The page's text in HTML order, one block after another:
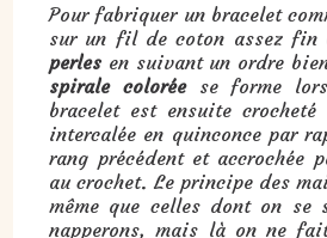
Pour fabriquer un bracelet
sur un fil de coton assez fin
perles en suivant un ordre
spirale coloréese forme
bracelet est ensuite
intercalée en quinconce par
rang précédent et accrochée
au crochet. Le principe des
même que celles dont on se
napperons, mais là on ne